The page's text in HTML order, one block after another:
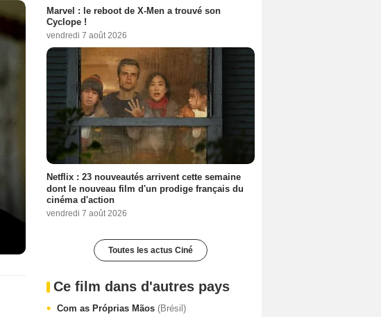
Marvel : le reboot de X-Men a trouvé son
Cyclope !
vendredi 7 août 2026
Netflix : 23 nouveautés arrivent cette semaine
dont le nouveau film d'un prodige français du
cinéma d'action
vendredi 7 août 2026
Toutes les actus Ciné
Ce film dans d'autres pays
Com as Próprias Mãos (Brésil)